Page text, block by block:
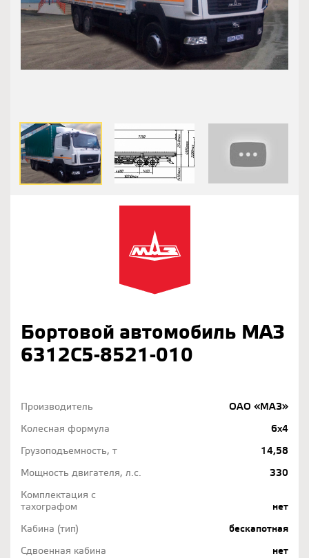
Бортовой автомобиль МАЗ
6312С5-8521-010
Производитель
ОАО «МАЗ»
Колесная формула
6х4
Грузоподъемность, т
14,58
Мощность двигателя, л.с.
330
Комплектация с
тахографом
нет
Кабина (тип)
бескапотная
Сдвоенная кабина
нет